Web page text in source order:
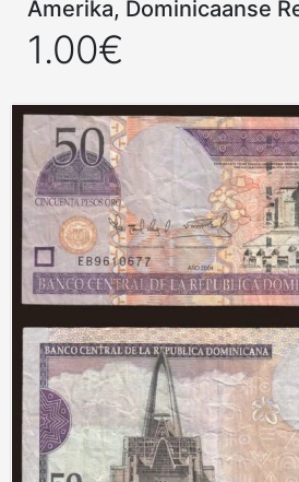
Amerika, Dominicaanse
1.00€